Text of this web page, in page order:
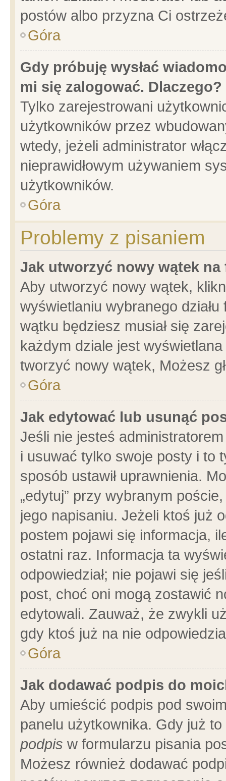
postów albo przyzna Ci
Góra
Gdy próbuję wysłać
mi się zalogować. Dlaczego?
Tylko zarejestrowani
użytkowników przez
wtedy, jeżeli administrator
nieprawidłowym używaniem
użytkowników.
Góra
Problemy z pisaniem
Jak utworzyć nowy wątek na
Aby utworzyć nowy wątek,
wyświetlaniu wybranego
wątku będziesz musiał się
każdym dziale jest
tworzyć nowy wątek, Możesz
Góra
Jak edytować lub usunąć
Jeśli nie jesteś
i usuwać tylko swoje posty i to
sposób ustawił uprawnienia.
„edytuj” przy wybranym
jego napisaniu. Jeżeli ktoś już
postem pojawi się informacja,
ostatni raz. Informacja ta
odpowiedział; nie pojawi się
post, choć oni mogą zostawić
edytowali. Zauważ, że zwykli
gdy ktoś już na nie
Góra
Jak dodawać podpis do
Aby umieścić podpis pod
panelu użytkownika. Gdy już
podpis w formularzu pisania
Możesz również dodawać